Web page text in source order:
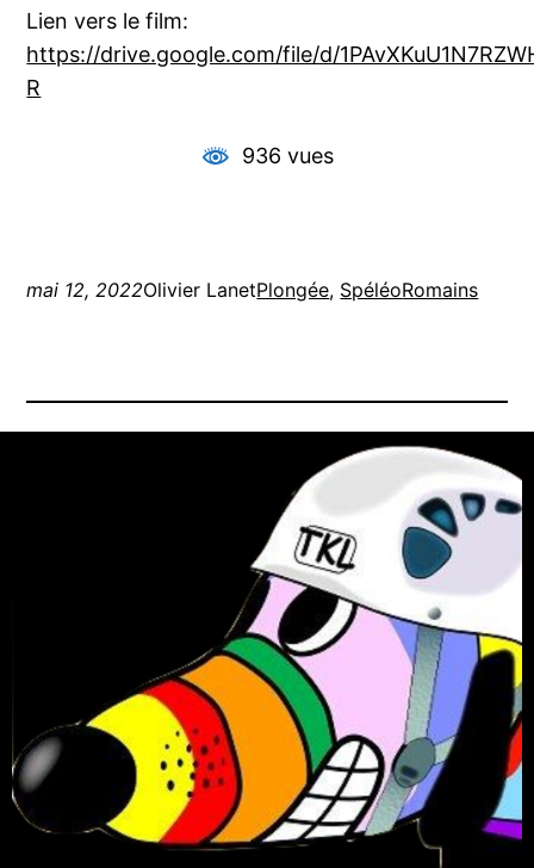
Lien vers le film:
https://drive.google.com/file/d/
R
936 vues
mai 12, 2022Olivier LanetPlongée, SpéléoRomains